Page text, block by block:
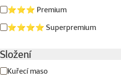
⭐⭐⭐ Premium
⭐⭐⭐⭐ Superpremium
Složení
Kuřecí maso